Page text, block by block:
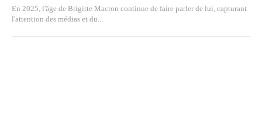
En 2025, l'âge de Brigitte Macron continue de faire parler de lui, capturant
l'attention des médias et du...